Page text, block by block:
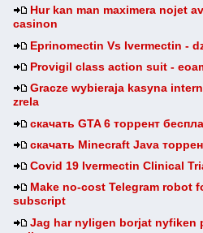
Hur kan man maximera nojet
casinon
Eprinomectin Vs Ivermectin -
Provigil class action suit -
Gracze wybieraja kasyna
zrela
скачать GTA 6 торрент
скачать Minecraft Java
Covid 19 Ivermectin Clinical
Make no-cost Telegram robot
subscript
Jag har nyligen borjat nyfiken